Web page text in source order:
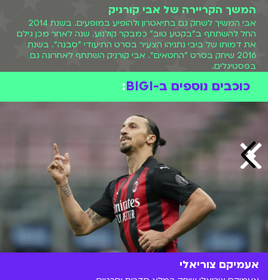
המשך הקריירה של אבי קורניק
אבי המשיך לשחק גם בתיאטרון ולהופיע במופעים. בשנת 2014
החל להשתתף ב"בקטע טוב" כמבקר קולנוע. שנה לאחר מכן גילם
את דמותו של ביבי נתניהו הצעיר בסרט התיעודי "סבנה". בשנת
2016 שיחק בסרט "החטאים". אבי קורניק השתתף לאחרונה גם
בפסטיגלים.
כוכבים נוספים ב-BIGI :
אעמיקם צוריאלי